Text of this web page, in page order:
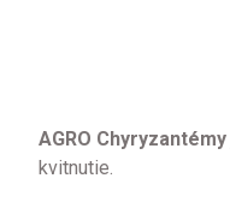
AGRO Chyryzantémy
kvitnutie.